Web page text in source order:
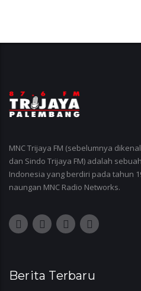
MNC Trijaya FM (sebelumnya
dan Sindo Trijaya FM) adalah
Indonesia yang berdiri pada tahun
naungan MNC Radio Networks.
Berita Terbaru